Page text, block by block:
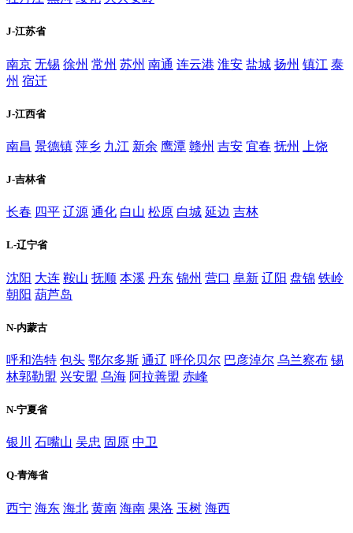
J-江苏省
南京 无锡 徐州 常州 苏州 南通 连云港 淮安 盐城 扬州 镇江 泰
州 宿迁
J-江西省
南昌 景德镇 萍乡 九江 新余 鹰潭 赣州 吉安 宜春 抚州 上饶
J-吉林省
长春 四平 辽源 通化 白山 松原 白城 延边 吉林
L-辽宁省
沈阳 大连 鞍山 抚顺 本溪 丹东 锦州 营口 阜新 辽阳 盘锦 铁岭
朝阳 葫芦岛
N-内蒙古
呼和浩特 包头 鄂尔多斯 通辽 呼伦贝尔 巴彦淖尔 乌兰察布 锡
林郭勒盟 兴安盟 乌海 阿拉善盟 赤峰
N-宁夏省
银川 石嘴山 吴忠 固原 中卫
Q-青海省
西宁 海东 海北 黄南 海南 果洛 玉树 海西